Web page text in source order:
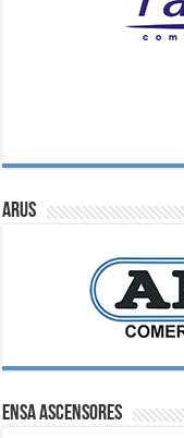
ARUS
ENSA Ascensores